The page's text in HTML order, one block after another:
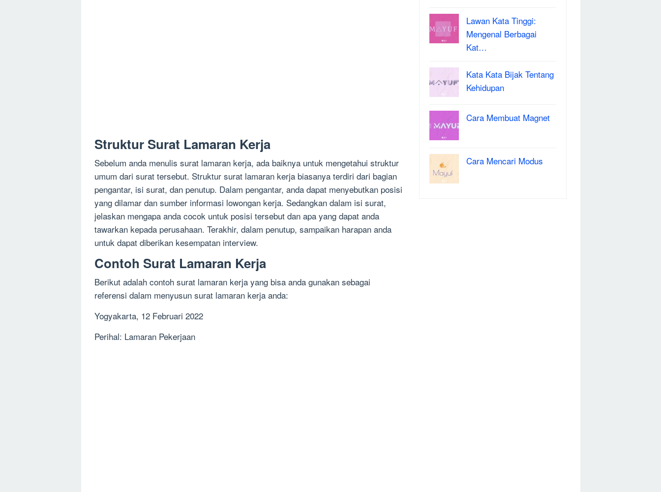
Struktur Surat Lamaran Kerja
Sebelum anda menulis surat lamaran kerja, ada baiknya untuk mengetahui struktur
umum dari surat tersebut. Struktur surat lamaran kerja biasanya terdiri dari bagian
pengantar, isi surat, dan penutup. Dalam pengantar, anda dapat menyebutkan posisi
yang dilamar dan sumber informasi lowongan kerja. Sedangkan dalam isi surat,
jelaskan mengapa anda cocok untuk posisi tersebut dan apa yang dapat anda
tawarkan kepada perusahaan. Terakhir, dalam penutup, sampaikan harapan anda
untuk dapat diberikan kesempatan interview.
Contoh Surat Lamaran Kerja
Berikut adalah contoh surat lamaran kerja yang bisa anda gunakan sebagai
referensi dalam menyusun surat lamaran kerja anda:
Yogyakarta, 12 Februari 2022
Perihal: Lamaran Pekerjaan
Lawan Kata Tinggi:
Mengenal Berbagai
Kat…
Kata Kata Bijak Tentang
Kehidupan
Cara Membuat Magnet
Cara Mencari Modus